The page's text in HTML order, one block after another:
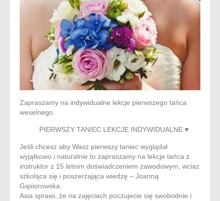
Zapraszamy na indywidualne lekcje pierwszego tańca
weselnego.
PIERWSZY TANIEC LEKCJE INDYWIDUALNE ♥️
Jeśli chcesz aby Wasz pierwszy taniec wyglądał
wyjątkowo i naturalnie to zapraszamy na lekcje tańca z
instruktor z 15 letnim doświadczeniem zawodowym, wciaz
szkoląca się i poszerzająca wiedzę – Joanną
Gąsiorowska.
Asia sprawi, że na zajęciach poczujecie się swobodnie i